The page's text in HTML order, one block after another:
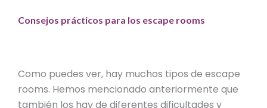
Consejos prácticos para los escape rooms
Como puedes ver, hay muchos tipos de escape
rooms. Hemos mencionado anteriormente que
también los hay de diferentes dificultades y